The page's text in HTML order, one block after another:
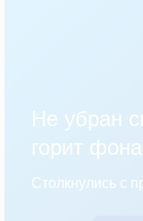
Не убран
горит
Столкнулись с